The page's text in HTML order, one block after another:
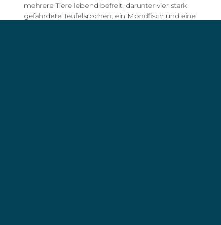
mehrere Tiere lebend befreit, darunter vier stark
gefährdete Teufelsrochen, ein Mondfisch und eine